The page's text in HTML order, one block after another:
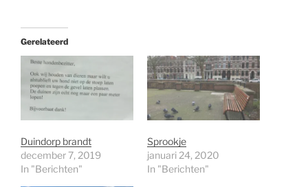
Gerelateerd
Duindorp brandt
december 7, 2019
In "Berichten"
Sprookje
januari 24, 2020
In "Berichten"